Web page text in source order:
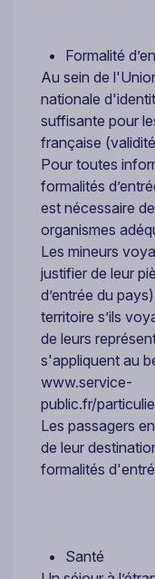
Formalité
Au sein de
nationale
suffisante pour
française
Pour toutes
formalités
est nécessaire
organismes
Les mineurs
justifier de leur
d’entrée du
territoire s’ils
de leurs
s'appliquent au
www.service-
public.fr/
Les passagers
de leur
formalités
Santé